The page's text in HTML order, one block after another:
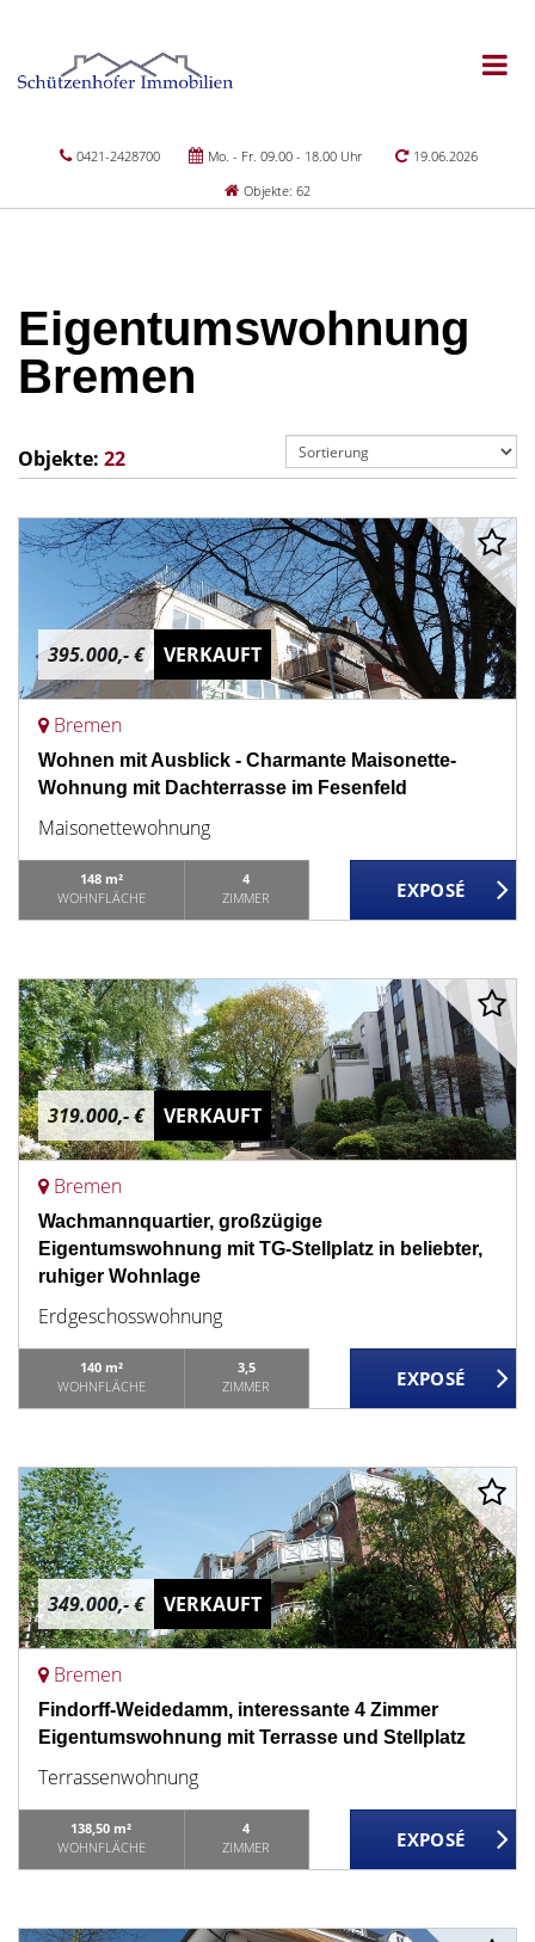
0421-2428700 Mo. - Fr. 09.00 - 18.00 Uhr
19.06.2026
Objekte: 62
Eigentumswohnung
Bremen
Objekte: 22
395.000,- € VERKAUFT
Bremen
Wohnen mit Ausblick - Charmante Maisonette-
Wohnung mit Dachterrasse im Fesenfeld
Maisonettewohnung
148 m²
WOHNFLÄCHE
4
ZIMMER
319.000,- € VERKAUFT
Bremen
Wachmannquartier, großzügige
Eigentumswohnung mit TG-Stellplatz in beliebter,
ruhiger Wohnlage
Erdgeschosswohnung
140 m²
WOHNFLÄCHE
3,5
ZIMMER
349.000,- € VERKAUFT
Bremen
Findorff-Weidedamm, interessante 4 Zimmer
Eigentumswohnung mit Terrasse und Stellplatz
Terrassenwohnung
138,50 m²
WOHNFLÄCHE
4
ZIMMER